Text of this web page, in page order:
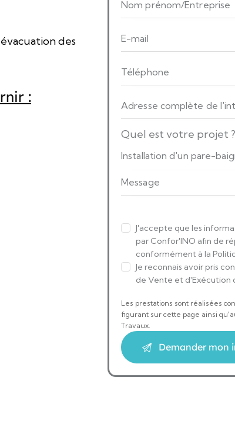
des
:
Quel est votre projet ?
J'accepte que les
par Confor'INO afin de
conformément à la
Je reconnais avoir pris
de Vente et d'Exécution
Les prestations sont réalisées
figurant sur cette page ainsi
Travaux.